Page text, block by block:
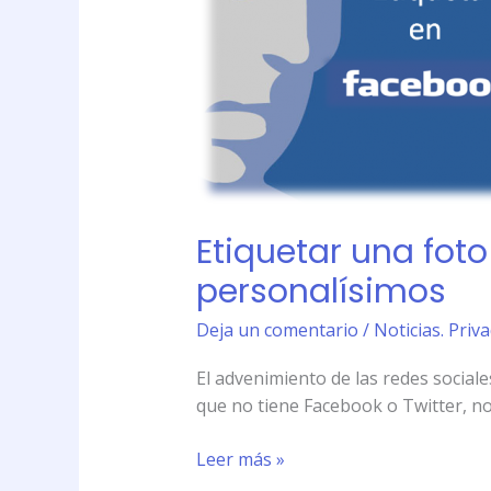
Etiquetar una
personalísimos
Deja un comentario / Noticias.
El advenimiento de las redes
que no tiene Facebook o Twitter,
Facebook
afectar
derechos
personalísimos
Leer más »